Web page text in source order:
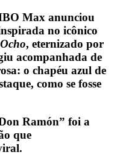
Max anunciou
no icônico
, eternizado por
acompanhada de
o chapéu azul de
como se fosse
Ramón” foi a
que